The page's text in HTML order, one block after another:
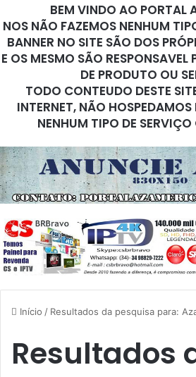
BEM VINDO AO PORTAL
NOS NÃO FAZEMOS NENHUM
BANNER NO SITE SÃO DOS
E OS MESMO SÃO RESPONSAVEL
DE PRODUTO OU
TODO CONTEUDO DESTE
INTERNET, NÃO
NENHUM TIPO DE
Início / Resultados da pesquisa para:
Resultados